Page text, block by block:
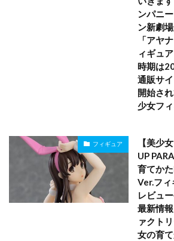
ンパニ
ン新劇
「アヤ
ィギュ
時期は
通販サ
開始さ
少女フィ
フィギュア
【美少
UP
育てか
Ver.フ
レビュ
最新情
ァクト
女の育